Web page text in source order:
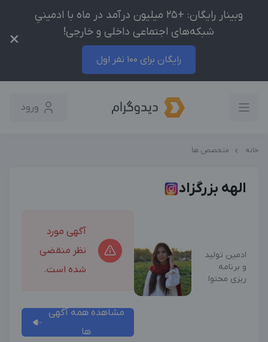
وبینار رایگان: +25 میلیون درآمد در ماه با ادمینیِ
شبکه‌های اجتماعی داخلی و خارجی!
رایگان برای 100 نفر اول
×
ورود
خانه متخصص ها
الهه بزرگزاد
ادمین تولید
و برنامه
ریزی محتوا
آگهی مورد
نظر منقضی
شده است.
مشاهده همه آگهی
ها